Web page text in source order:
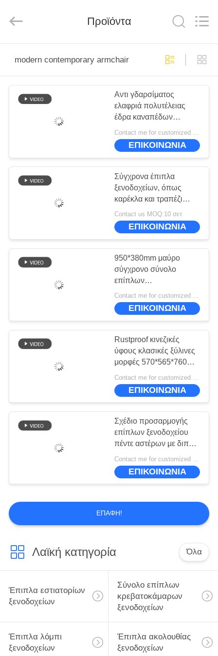
ΠΡΟΪΌΝΤΑ
VR
ΣΧΕΤΙΚΆ
ΕΠΙΣΚΕΨΉ
ΕΡΓΟΣΤΑΣΊΟΥ
ΖΗΤΉΣΤΕ
SITEMAP
ΠΟΛΙΤΙΚΉ
ΜΥΣΤΙΚΌΤΗΤΑΣ
Rights
Προϊόντα
modern contemporary armchair
Αντι γδαρσίματος
ελαφριά πολυτέλειας
έδρα καναπέδων
ξενοδοχείων επίπλων
σύγχρονη σύγχρονη
που προσαρμόζεται
Contact me for customized MOQ:10
ΕΠΙΚΟΙΝΩΝΙΑ
Σύγχρονα έπιπλα
ξενοδοχείων, όπως
καρέκλα και τραπέζι
καφέ
Contact us MOQ:10 σετ
ΕΠΙΚΟΙΝΩΝΙΑ
950*380mm μαύρο
σύγχρονο σύνολο
επίπλων
κρεβατοκάμαρων
ξενοδοχείων τραπεζάκι
σαλονιού Rustproof
Contact me for customized MOQ:10
ΕΠΙΚΟΙΝΩΝΙΑ
Rustproof κινεζικές
ύφους κλασικές ξύλινες
μορφές 570*565*760mm
πολυθρόνων εδρών
κλασικές
ΕΠΙΚΟΙΝΩΝΙΑ
Σχέδιο προσαρμογής
επίπλων ξενοδοχείου
πέντε αστέρων με διπλό
δωμάτιο με ξεχωριστό
στυλ
Contact me for customized MOQ:10
ΕΠΙΚΟΙΝΩΝΙΑ
ΕΠΑΦΉ!
Λαϊκή κατηγορία Όλα
Έπιπλα εστιατορίων
ξενοδοχείων
Σύνολο επίπλων
κρεβατοκάμαρων
ξενοδοχείων
Έπιπλα λόμπι
ξενοδοχείων
Έπιπλα ακολουθίας
ξενοδοχείων